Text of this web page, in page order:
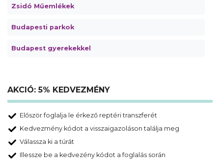
Zsidó Műemlékek
Budapesti parkok
Budapest gyerekekkel
AKCIÓ: 5% KEDVEZMÉNY
Először foglalja le érkező reptéri transzferét
Kedvezmény kódot a visszaigazoláson találja meg
Válassza ki a túrát
Illessze be a kedvezény kódot a foglalás során